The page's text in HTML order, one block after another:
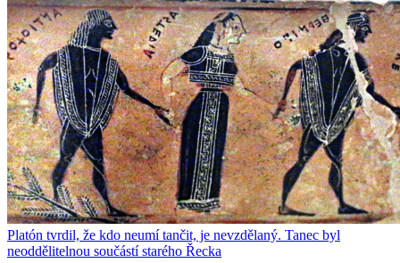
Platón tvrdil, že kdo neumí tančit, je nevzdělaný. Tanec byl
neoddělitelnou součástí starého Řecka